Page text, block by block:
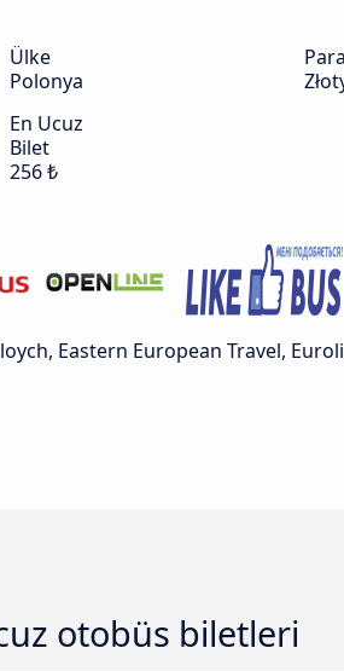
Ülke
Polonya
En Ucuz
Bilet
256 ₺
Eastern European Travel,
otobüs biletleri